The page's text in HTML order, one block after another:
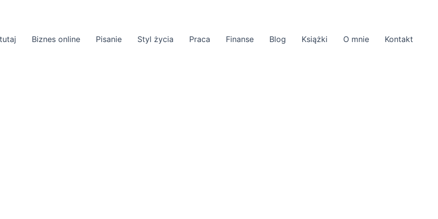
Biznes online Pisanie Styl życia Praca Finanse Blog Książki O mnie Kontakt